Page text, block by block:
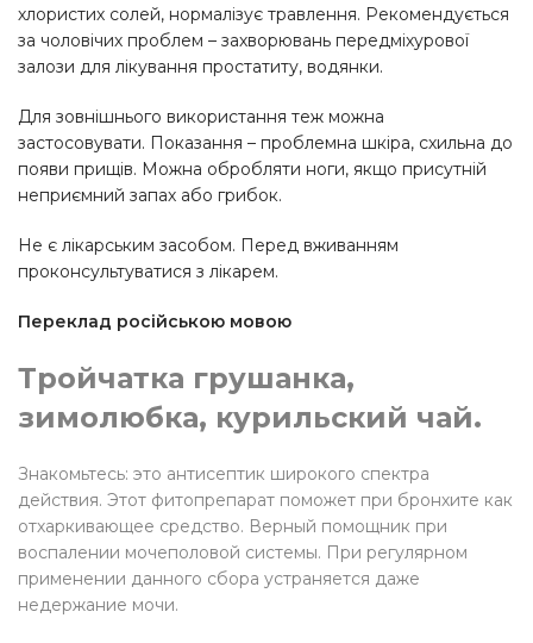
хлористих солей, нормалізує травлення. Рекомендується
за чоловічих проблем – захворювань передміхурової
залози для лікування простатиту, водянки.
Для зовнішнього використання теж можна
застосовувати. Показання – проблемна шкіра, схильна до
появи прищів. Можна обробляти ноги, якщо присутній
неприємний запах або грибок.
Не є лікарським засобом. Перед вживанням
проконсультуватися з лікарем.
Переклад російською мовою
Тройчатка грушанка,
зимолюбка, курильский чай.
Знакомьтесь: это антисептик широкого спектра
действия. Этот фитопрепарат поможет при бронхите как
отхаркивающее средство. Верный помощник при
воспалении мочеполовой системы. При регулярном
применении данного сбора устраняется даже
недержание мочи.